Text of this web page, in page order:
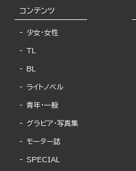
コンテンツ
少女・女性
TL
BL
ライトノベル
青年・一般
グラビア・写真集
モーター誌
SPECIAL